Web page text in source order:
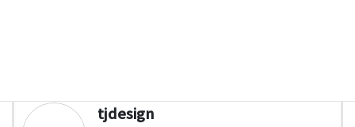
tjdesign